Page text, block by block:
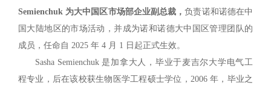
Semienchuk 为大中国区市场部企业副总裁，负责诺和诺德在中
国大陆地区的市场活动，并成为诺和诺德大中国区管理团队的
成员，任命自 2025 年 4 月 1 日起正式生效。
Sasha Semienchuk 是加拿大人，毕业于麦吉尔大学电气工
程专业，后在该校获生物医学工程硕士学位，2006 年，毕业之